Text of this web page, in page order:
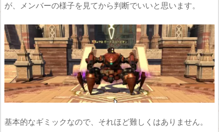
が、メンバーの様子を見てから判断でいいと思います。
基本的なギミックなので、それほど難しくはありません。